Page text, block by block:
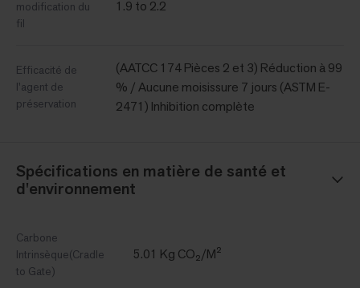
modification du
fil
1.9 to 2.2
Efficacité de
l'agent de
préservation
(AATCC 174 Pièces 2 et 3) Réduction à 99
% / Aucune moisissure 7 jours (ASTM E-
2471) Inhibition complète
Spécifications en matière de santé et
d'environnement
Carbone
Intrinsèque(Cradle
to Gate)
5.01 Kg CO₂/M²